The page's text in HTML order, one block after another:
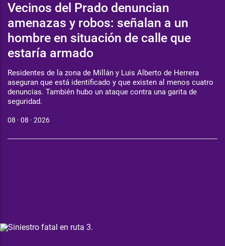
Vecinos del Prado denuncian
amenazas y robos: señalan a un
hombre en situación de calle que
estaría armado
Residentes de la zona de Millán y Luis Alberto de Herrera
aseguran que está identificado y que existen al menos cuatro
denuncias. También hubo un ataque contra una garita de
seguridad.
08 · 08 · 2026